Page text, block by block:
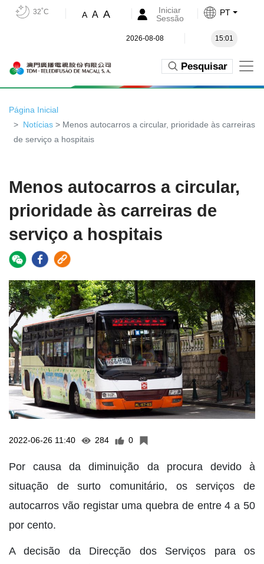
32˚C A A A
Iniciar
Sessão
PT
2026-08-08 15:01
Pesquisar
Página Inicial
Notícias > Menos autocarros a circular, prioridade às carreiras
de serviço a hospitais
Menos autocarros a circular,
prioridade às carreiras de
serviço a hospitais
2022-06-26 11:40 284 0
Por causa da diminuição da procura devido à
situação de surto comunitário, os serviços de
autocarros vão registar uma quebra de entre 4 a 50
por cento.
A decisão da Direcção dos Serviços para os